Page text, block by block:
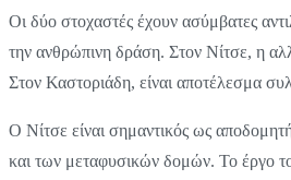
Οι δύο στοχαστές έχουν ασύμβατες
την ανθρώπινη δράση. Στον Νίτσε, η
Στον Καστοριάδη, είναι αποτέλεσμα
Ο Νίτσε είναι σημαντικός ως
και των μεταφυσικών δομών. Το έργο